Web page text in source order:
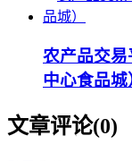
农产品交
中心食品城
文章评论(0)